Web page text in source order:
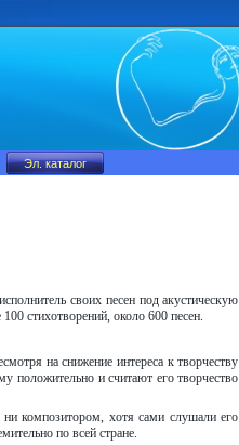
своих песен под акустическую
стихотворений, около 600 песен.
на снижение интереса к творчеству
положительно и считают его творчество
композитором, хотя сами слушали его
по всей стране.